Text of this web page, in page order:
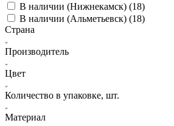
В наличии (Нижнекамск) (18)
В наличии (Альметьевск) (18)
Страна
Производитель
Цвет
Количество в упаковке, шт.
Материал